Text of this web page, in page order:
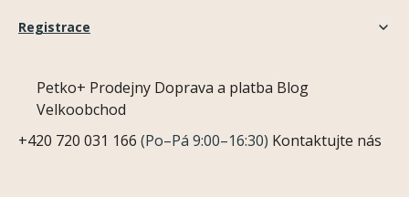
Registrace
Petko+ Prodejny Doprava a platba Blog
Velkoobchod
+420 720 031 166 (Po–Pá 9:00–16:30) Kontaktujte nás